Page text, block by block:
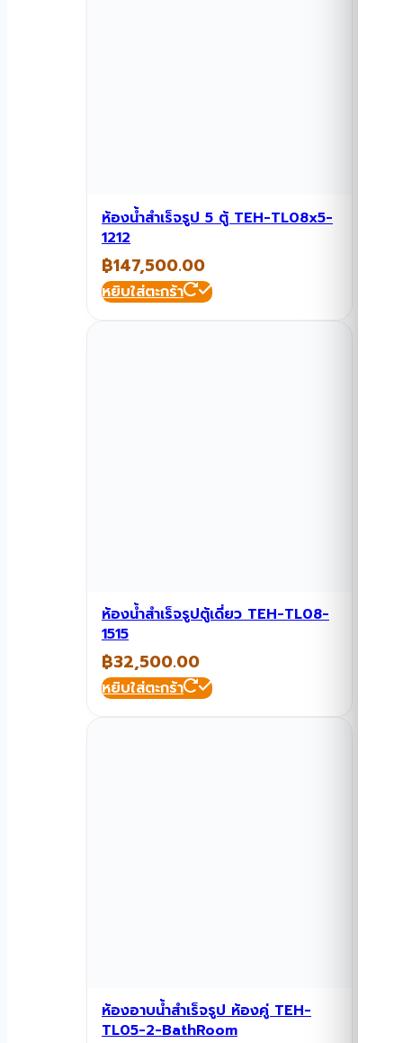
ห้องน้ำสำเร็จรูป 5 ตู้ TEH-TL08x5-
1212
฿147,500.00
หยิบใส่ตะกร้า
ห้องน้ำสำเร็จรูปตู้เดี่ยว TEH-TL08-
1515
฿32,500.00
หยิบใส่ตะกร้า
ห้องอาบน้ำสำเร็จรูป ห้องคู่ TEH-
TL05-2-BathRoom